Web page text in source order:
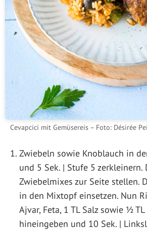
Cevapcici mit Gemüsereis – Foto: Désirée
Zwiebeln sowie Knoblauch in
und 5 Sek. | Stufe 5 zerkleinern.
Zwiebelmixes zur Seite stellen.
in den Mixtopf einsetzen. Nun
Ajvar, Feta, 1 TL Salz sowie 1⁄2
hineingeben und 10 Sek. |